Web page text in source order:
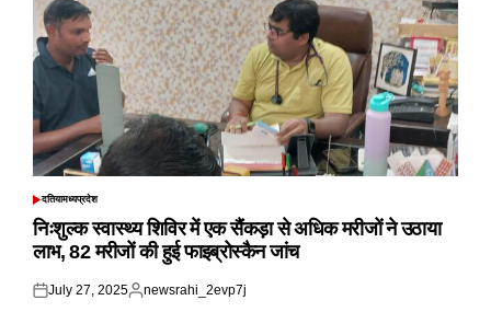
POSTED
IN
दतियामध्यप्रदेश
निःशुल्क स्वास्थ्य शिविर में एक सैंकड़ा से अधिक मरीजों ने उठाया
लाभ, 82 मरीजों की हुई फाइब्रोस्कैन जांच
Posted
July 27, 2025
Posted
newsrahi_2evp7j